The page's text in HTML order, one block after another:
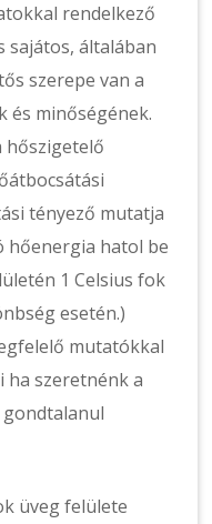
rendelkező
sajátos, általában
szerepe van a
és minőségének.
tényező mutatja
hőenergia hatol be
1 Celsius fok
esetén.)
mutatókkal
szeretnénk a
üveg felülete